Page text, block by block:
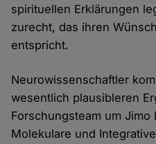
spirituellen Erklärungen
zurecht, das ihren
entspricht.
Neurowissenschaftler
wesentlich plausibleren
Forschungsteam um
Molekulare und